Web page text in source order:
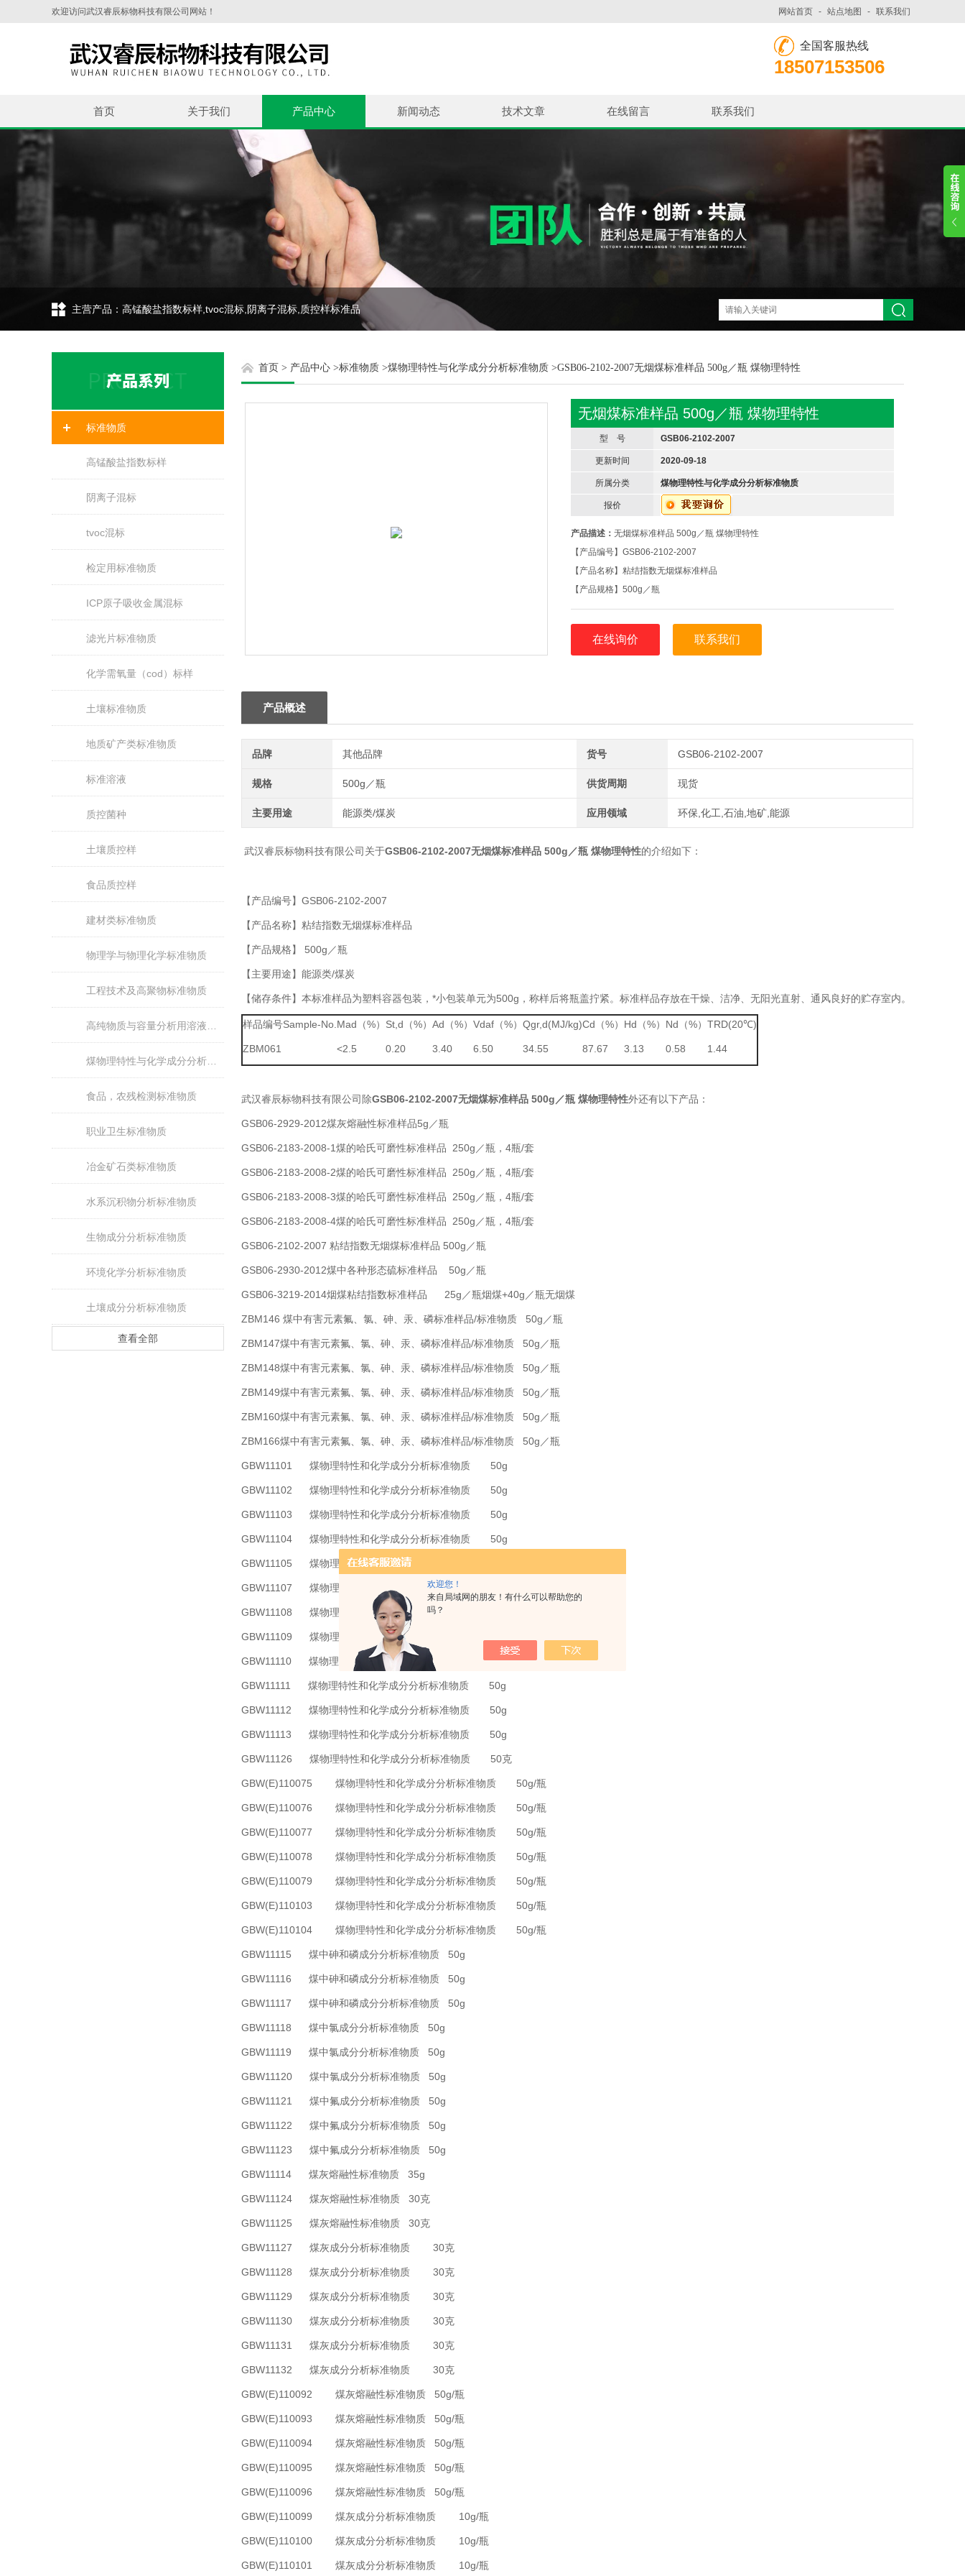
欢迎您！
来自局域网的朋友！有什么可以帮助您的
吗？
欢迎访问武汉睿辰标物科技有限公司网站！ 网站首页 - 站点地图 - 联系我们
全国客服热线
18507153506
首页 关于我们 产品中心 新闻动态 技术文章 在线留言 联系我们
主营产品：高锰酸盐指数标样,tvoc混标,阴离子混标,质控样标准品
标准物质
高锰酸盐指数标样
阴离子混标
tvoc混标
检定用标准物质
ICP原子吸收金属混标
滤光片标准物质
化学需氧量（cod）标样
土壤标准物质
地质矿产类标准物质
标准溶液
质控菌种
土壤质控样
食品质控样
建材类标准物质
物理学与物理化学标准物质
工程技术及高聚物标准物质
食品，农残检测标准物质
职业卫生标准物质
冶金矿石类标准物质
水系沉积物分析标准物质
生物成分分析标准物质
环境化学分析标准物质
土壤成分分析标准物质
查看全部
首页 > 产品中心 >标准物质 >煤物理特性与化学成分分析标准物质 >GSB06-2102-2007无烟煤标准样品 500g／瓶 煤物理特性
无烟煤标准样品 500g／瓶 煤物理特性
型 号 GSB06-2102-2007
更新时间 2020-09-18
所属分类 煤物理特性与化学成分分析标准物质
报价
产品描述：无烟煤标准样品 500g／瓶 煤物理特性
【产品编号】GSB06-2102-2007
【产品名称】粘结指数无烟煤标准样品
【产品规格】500g／瓶
【主要用途】能源类/煤炭
【储存条件】本标准样品为塑料容器包装，*小包装单元为500g，称样后将瓶盖拧
紧。标准样品存放在干燥、洁净、无阳光直射、通风良好的贮存室内。
在线询价 联系我们
产品概述
品牌 其他品牌 货号 GSB06-2102-2007
规格 500g／瓶 供货周期 现货
主要用途 能源类/煤炭 应用领域 环保,化工,石油,地矿,能源
武汉睿辰标物科技有限公司关于GSB06-2102-2007无烟煤标准样品 500g／瓶 煤物理特性的介绍如下：
【产品编号】 GSB06-2102-2007
【产品名称】 粘结指数无烟煤标准样品
【产品规格】 500g／瓶
【主要用途】能源类/煤炭
【储存条件】本标准样品为塑料容器包装，*小包装单元为500g，称样后将瓶盖拧紧。标准样品存放在干燥、洁净、无阳光直射、通风良好的贮存室内。
样品编号Sample-No. Mad（%） St,d（%） Ad（%） Vdaf（%） Qgr,d(MJ/kg)Cd（%） Hd（%） Nd（%） TRD(20℃)
ZBM061 <2.5 0.20 3.40 6.50 34.55 87.67 3.13 0.58 1.44
武汉睿辰标物科技有限公司除GSB06-2102-2007无烟煤标准样品 500g／瓶 煤物理特性外还有以下产品：
GSB06-2929-2012煤灰熔融性标准样品5g／瓶
GSB06-2183-2008-1煤的哈氏可磨性标准样品 250g／瓶，4瓶/套
GSB06-2183-2008-2煤的哈氏可磨性标准样品 250g／瓶，4瓶/套
GSB06-2183-2008-3煤的哈氏可磨性标准样品 250g／瓶，4瓶/套
GSB06-2183-2008-4煤的哈氏可磨性标准样品 250g／瓶，4瓶/套
GSB06-2102-2007 粘结指数无烟煤标准样品 500g／瓶
GSB06-2930-2012煤中各种形态硫标准样品 50g／瓶
GSB06-3219-2014烟煤粘结指数标准样品 25g／瓶烟煤+40g／瓶无烟煤
ZBM146 煤中有害元素氟、氯、砷、汞、磷标准样品/标准物质 50g／瓶
ZBM147煤中有害元素氟、氯、砷、汞、磷标准样品/标准物质 50g／瓶
ZBM148煤中有害元素氟、氯、砷、汞、磷标准样品/标准物质 50g／瓶
ZBM149煤中有害元素氟、氯、砷、汞、磷标准样品/标准物质 50g／瓶
ZBM160煤中有害元素氟、氯、砷、汞、磷标准样品/标准物质 50g／瓶
ZBM166煤中有害元素氟、氯、砷、汞、磷标准样品/标准物质 50g／瓶
GBW11101 煤物理特性和化学成分分析标准物质 50g
GBW11102 煤物理特性和化学成分分析标准物质 50g
GBW11103 煤物理特性和化学成分分析标准物质 50g
GBW11104 煤物理特性和化学成分分析标准物质 50g
GBW11105 煤物理特性和化学成分分析标准物质 50g
GBW11107 煤物理特性和化学成分分析标准物质 50g
GBW11108 煤物理特性和化学成分分析标准物质 50g
GBW11109 煤物理特性和化学成分分析标准物质 50g
GBW11110 煤物理特性和化学成分分析标准物质 50g
GBW11111 煤物理特性和化学成分分析标准物质 50g
GBW11112 煤物理特性和化学成分分析标准物质 50g
GBW11113 煤物理特性和化学成分分析标准物质 50g
GBW11126 煤物理特性和化学成分分析标准物质 50克
GBW(E)110075 煤物理特性和化学成分分析标准物质 50g/瓶
GBW(E)110076 煤物理特性和化学成分分析标准物质 50g/瓶
GBW(E)110077 煤物理特性和化学成分分析标准物质 50g/瓶
GBW(E)110078 煤物理特性和化学成分分析标准物质 50g/瓶
GBW(E)110079 煤物理特性和化学成分分析标准物质 50g/瓶
GBW(E)110103 煤物理特性和化学成分分析标准物质 50g/瓶
GBW(E)110104 煤物理特性和化学成分分析标准物质 50g/瓶
GBW11115 煤中砷和磷成分分析标准物质 50g
GBW11116 煤中砷和磷成分分析标准物质 50g
GBW11117 煤中砷和磷成分分析标准物质 50g
GBW11118 煤中氯成分分析标准物质 50g
GBW11119 煤中氯成分分析标准物质 50g
GBW11120 煤中氯成分分析标准物质 50g
GBW11121 煤中氟成分分析标准物质 50g
GBW11122 煤中氟成分分析标准物质 50g
GBW11123 煤中氟成分分析标准物质 50g
GBW11114 煤灰熔融性标准物质 35g
GBW11124 煤灰熔融性标准物质 30克
GBW11125 煤灰熔融性标准物质 30克
GBW11127 煤灰成分分析标准物质 30克
GBW11128 煤灰成分分析标准物质 30克
GBW11129 煤灰成分分析标准物质 30克
GBW11130 煤灰成分分析标准物质 30克
GBW11131 煤灰成分分析标准物质 30克
GBW11132 煤灰成分分析标准物质 30克
GBW(E)110092 煤灰熔融性标准物质 50g/瓶
GBW(E)110093 煤灰熔融性标准物质 50g/瓶
GBW(E)110094 煤灰熔融性标准物质 50g/瓶
GBW(E)110095 煤灰熔融性标准物质 50g/瓶
GBW(E)110096 煤灰熔融性标准物质 50g/瓶
GBW(E)110099 煤灰成分分析标准物质 10g/瓶
GBW(E)110100 煤灰成分分析标准物质 10g/瓶
GBW(E)110101 煤灰成分分析标准物质 10g/瓶